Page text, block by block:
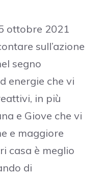
ottobre 2021
sull’azione
segno
energie che vi
in più
e Giove che vi
e maggiore
casa è meglio
di